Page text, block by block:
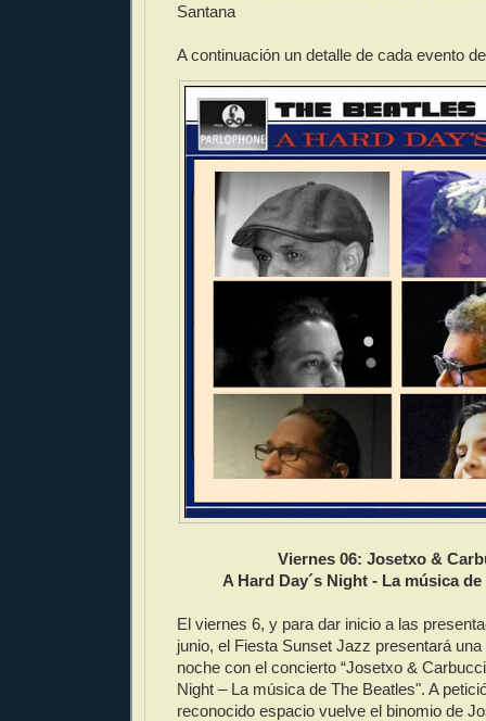
Santana
A continuación un detalle de cada evento
Viernes 06: Josetxo &
A Hard Day´s Night - La música
El viernes 6, y para dar inicio a las
junio, el Fiesta Sunset Jazz presentará
noche con el concierto “Josetxo &
Night – La música de The Beatles". A
reconocido espacio vuelve el binomio de